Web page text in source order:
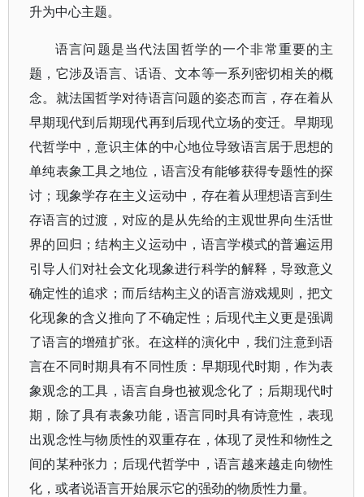
升为中心主题。
语言问题是当代法国哲学的一个非常重要的主
题，它涉及语言、话语、文本等一系列密切相关的概
念。就法国哲学对待语言问题的姿态而言，存在着从
早期现代到后期现代再到后现代立场的变迁。早期现
代哲学中，意识主体的中心地位导致语言居于思想的
单纯表象工具之地位，语言没有能够获得专题性的探
讨；现象学存在主义运动中，存在着从理想语言到生
存语言的过渡，对应的是从先给的主观世界向生活世
界的回归；结构主义运动中，语言学模式的普遍运用
引导人们对社会文化现象进行科学的解释，导致意义
确定性的追求；而后结构主义的语言游戏规则，把文
化现象的含义推向了不确定性；后现代主义更是强调
了语言的增殖扩张。在这样的演化中，我们注意到语
言在不同时期具有不同性质：早期现代时期，作为表
象观念的工具，语言自身也被观念化了；后期现代时
期，除了具有表象功能，语言同时具有诗意性，表现
出观念性与物质性的双重存在，体现了灵性和物性之
间的某种张力；后现代哲学中，语言越来越走向物性
化，或者说语言开始展示它的强劲的物质性力量。